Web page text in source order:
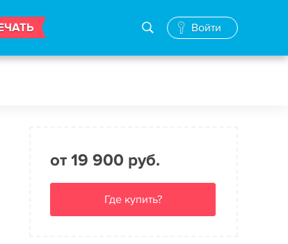
Войти
от 19 900 руб.
Где купить?